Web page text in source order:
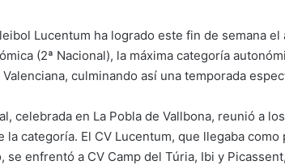
Lucentum ha logrado este fin de semana el
(2ª Nacional), la máxima categoría
culminando así una temporada
celebrada en La Pobla de Vallbona, reunió a
la categoría. El CV Lucentum, que llegaba como
se enfrentó a CV Camp del Túria, Ibi y Picassent,